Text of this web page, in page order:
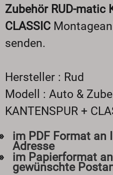
Zubehör RUD-matic
CLASSIC
senden.
Hersteller : Rud
Modell : Auto &
KANTENSPUR +
im PDF Format an
Adresse
im Papierformat
gewünschte